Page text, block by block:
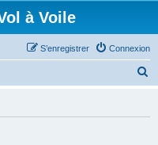
à Voile
Connexion
S’enregistrer